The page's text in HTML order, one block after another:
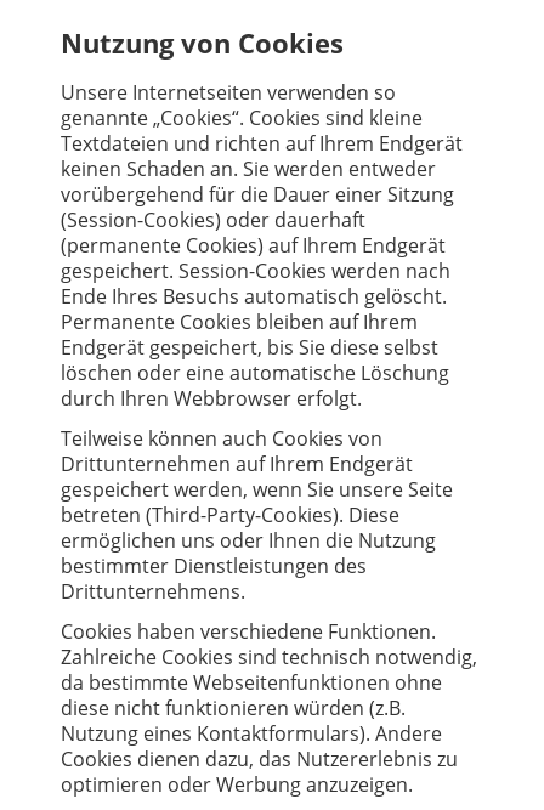
Nutzung von Cookies
Unsere Internetseiten verwenden so
genannte „Cookies“. Cookies sind kleine
Textdateien und richten auf Ihrem Endgerät
keinen Schaden an. Sie werden entweder
vorübergehend für die Dauer einer Sitzung
(Session-Cookies) oder dauerhaft
(permanente Cookies) auf Ihrem Endgerät
gespeichert. Session-Cookies werden nach
Ende Ihres Besuchs automatisch gelöscht.
Permanente Cookies bleiben auf Ihrem
Endgerät gespeichert, bis Sie diese selbst
löschen oder eine automatische Löschung
durch Ihren Webbrowser erfolgt.
Teilweise können auch Cookies von
Drittunternehmen auf Ihrem Endgerät
gespeichert werden, wenn Sie unsere Seite
betreten (Third-Party-Cookies). Diese
ermöglichen uns oder Ihnen die Nutzung
bestimmter Dienstleistungen des
Drittunternehmens.
Cookies haben verschiedene Funktionen.
Zahlreiche Cookies sind technisch notwendig,
da bestimmte Webseitenfunktionen ohne
diese nicht funktionieren würden (z.B.
Nutzung eines Kontaktformulars). Andere
Cookies dienen dazu, das Nutzererlebnis zu
optimieren oder Werbung anzuzeigen.